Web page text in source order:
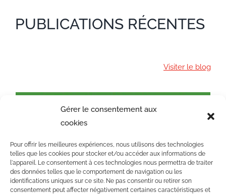
Gérer le consentement aux
cookies
Pour offrir les meilleures expériences, nous utilisons des technologies
telles que les cookies pour stocker et/ou accéder aux informations de
l'appareil. Le consentement à ces technologies nous permettra de traiter
des données telles que le comportement de navigation ou les
identifications uniques sur ce site. Ne pas consentir ou retirer son
consentement peut affecter négativement certaines caractéristiques et
PUBLICATIONS RÉCENTES
Visiter le blog
MECESA RENFORCE SON
ENGAGEMENT EN FAVEUR DE
LA DURABILITÉ ET DE LA
RÉDUCTION DES ÉMISSIONS